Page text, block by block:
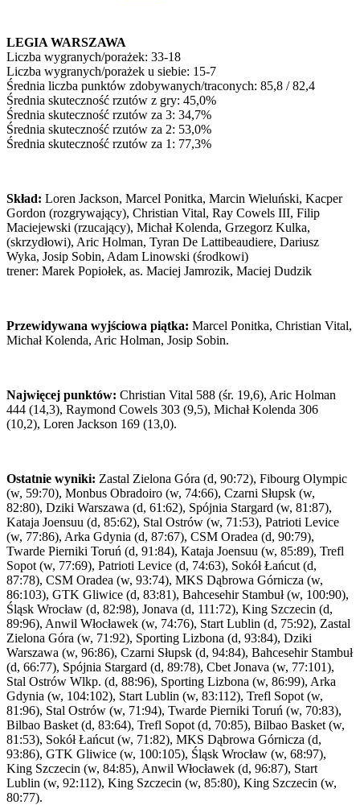
LEGIA WARSZAWA
Liczba wygranych/porażek: 33-18
Liczba wygranych/porażek u siebie: 15-7
Średnia liczba punktów zdobywanych/traconych: 85,8 / 82,4
Średnia skuteczność rzutów z gry: 45,0%
Średnia skuteczność rzutów za 3: 34,7%
Średnia skuteczność rzutów za 2: 53,0%
Średnia skuteczność rzutów za 1: 77,3%
Skład: Loren Jackson, Marcel Ponitka, Marcin Wieluński, Kacper
Gordon (rozgrywający), Christian Vital, Ray Cowels III, Filip
Maciejewski (rzucający), Michał Kolenda, Grzegorz Kulka,
(skrzydłowi), Aric Holman, Tyran De Lattibeaudiere, Dariusz
Wyka, Josip Sobin, Adam Linowski (środkowi)
trener: Marek Popiołek, as. Maciej Jamrozik, Maciej Dudzik
Przewidywana wyjściowa piątka: Marcel Ponitka, Christian Vital,
Michał Kolenda, Aric Holman, Josip Sobin.
Najwięcej punktów: Christian Vital 588 (śr. 19,6), Aric Holman
444 (14,3), Raymond Cowels 303 (9,5), Michał Kolenda 306
(10,2), Loren Jackson 169 (13,0).
Ostatnie wyniki: Zastal Zielona Góra (d, 90:72), Fibourg Olympic
(w, 59:70), Monbus Obradoiro (w, 74:66), Czarni Słupsk (w,
82:80), Dziki Warszawa (d, 61:62), Spójnia Stargard (w, 81:87),
Kataja Joensuu (d, 85:62), Stal Ostrów (w, 71:53), Patrioti Levice
(w, 77:86), Arka Gdynia (d, 87:67), CSM Oradea (d, 90:79),
Twarde Pierniki Toruń (d, 91:84), Kataja Joensuu (w, 85:89), Trefl
Sopot (w, 77:69), Patrioti Levice (d, 74:63), Sokół Łańcut (d,
87:78), CSM Oradea (w, 93:74), MKS Dąbrowa Górnicza (w,
86:103), GTK Gliwice (d, 83:81), Bahcesehir Stambuł (w, 100:90),
Śląsk Wrocław (d, 82:98), Jonava (d, 111:72), King Szczecin (d,
89:96), Anwil Włocławek (w, 74:76), Start Lublin (d, 75:92), Zastal
Zielona Góra (w, 71:92), Sporting Lizbona (d, 93:84), Dziki
Warszawa (w, 96:86), Czarni Słupsk (d, 94:84), Bahcesehir Stambuł
(d, 66:77), Spójnia Stargard (d, 89:78), Cbet Jonava (w, 77:101),
Stal Ostrów Wlkp. (d, 88:96), Sporting Lizbona (w, 86:99), Arka
Gdynia (w, 104:102), Start Lublin (w, 83:112), Trefl Sopot (w,
81:96), Stal Ostrów (w, 71:94), Twarde Pierniki Toruń (w, 70:83),
Bilbao Basket (d, 83:64), Trefl Sopot (d, 70:85), Bilbao Basket (w,
81:53), Sokół Łańcut (w, 71:82), MKS Dąbrowa Górnicza (d,
93:86), GTK Gliwice (w, 100:105), Śląsk Wrocław (w, 68:97),
King Szczecin (w, 84:85), Anwil Włocławek (d, 96:87), Start
Lublin (w, 92:112), King Szczecin (w, 85:80), King Szczecin (w,
80:77).